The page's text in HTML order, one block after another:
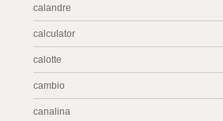
calandre
calculator
calotte
cambio
canalina